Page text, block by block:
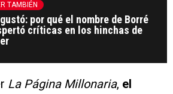
TAMBIÉN
por qué el nombre de Borré
críticas en los hinchas de
La Página Millonaria, el